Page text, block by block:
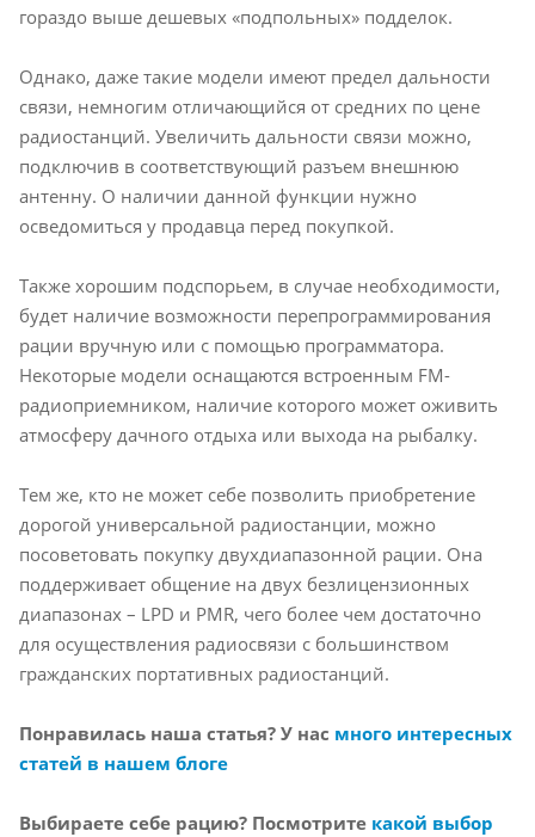
гораздо выше дешевых «подпольных» подделок.
Однако, даже такие модели имеют предел дальности
связи, немногим отличающийся от средних по цене
радиостанций. Увеличить дальности связи можно,
подключив в соответствующий разъем внешнюю
антенну. О наличии данной функции нужно
осведомиться у продавца перед покупкой.
Также хорошим подспорьем, в случае необходимости,
будет наличие возможности перепрограммирования
рации вручную или с помощью программатора.
Некоторые модели оснащаются встроенным FM-
радиоприемником, наличие которого может оживить
атмосферу дачного отдыха или выхода на рыбалку.
Тем же, кто не может себе позволить приобретение
дорогой универсальной радиостанции, можно
посоветовать покупку двухдиапазонной рации. Она
поддерживает общение на двух безлицензионных
диапазонах – LPD и PMR, чего более чем достаточно
для осуществления радиосвязи с большинством
гражданских портативных радиостанций.
Понравилась наша статья? У нас много интересных
статей в нашем блоге
Выбираете себе рацию? Посмотрите какой выбор